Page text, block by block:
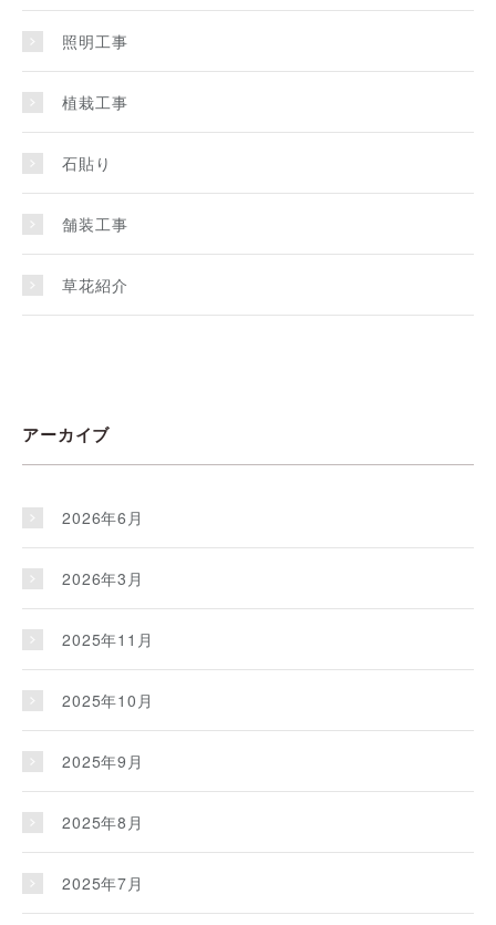
照明工事
植栽工事
石貼り
舗装工事
草花紹介
アーカイブ
2026年6月
2026年3月
2025年11月
2025年10月
2025年9月
2025年8月
2025年7月